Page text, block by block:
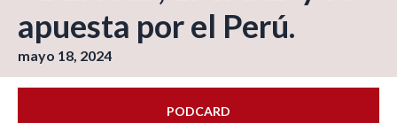
apuesta por el Perú.
mayo 18, 2024